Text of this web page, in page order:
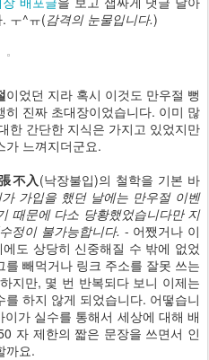
ㅜ^ㅠ(감격의 눈물입니다.)
이었던 지라 혹시 이것도 만우절 뻥
진짜 초대장이었습니다. 이미 많
한 간단한 지식은 가지고 있었지만
가 느껴지더군요.
不入(낙장불입)의 철학을 기본 바
가입을 했던 날에는 만우절 이벤
때문에 다소 당황했었습니다만 지
정이 불가능합니다. - 어쨌거나 이
도 상당히 신중해질 수 밖에 없었
빼먹거나 링크 주소를 잘못 쓰는
지만, 몇 번 반복되다 보니 이제는
하지 않게 되었습니다. 어떻습니
가 실수를 통해서 세상에 대해 배
자 제한의 짧은 문장을 쓰면서 인
까요.